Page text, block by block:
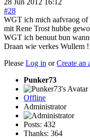
#28
WGT ich mich aafvraog of
mit Rene Trost hubbe
WGT ich benuut bun
Draan wie verkes Wullem
Please Log in orCreate an
Punker73
Offline
Administrator
Posts: 432
Thanks: 364